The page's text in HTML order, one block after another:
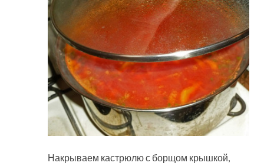
Накрываем кастрюлю с борщом крышкой,